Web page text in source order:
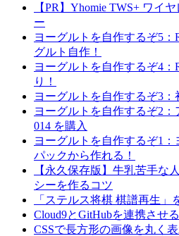
【PR】Yhomie TWS+ ワイ
ー
ヨーグルトを自作するぞ5
グルト自作！
ヨーグルトを自作するぞ4
り！
ヨーグルトを自作するぞ3：
ヨーグルトを自作するぞ2
014 を購入
ヨーグルトを自作するぞ1
パックから作れる！
【永久保存版】牛乳苦手な
シーを作るコツ
「ステルス将棋 棋譜再生」
Cloud9とGitHubを連携させる
CSSで長方形の画像を丸く